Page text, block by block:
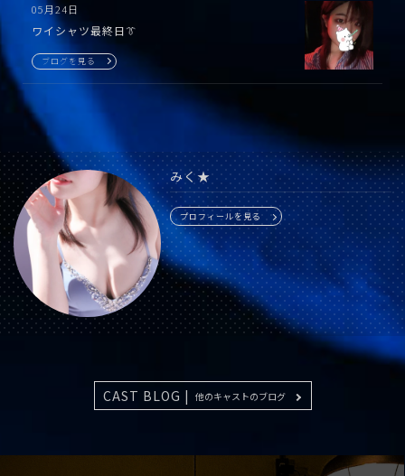
05月24日
ワイシャツ最終日👔
ブログを見る
みく★
プロフィールを見る
CAST BLOG | 他のキャストのブログ